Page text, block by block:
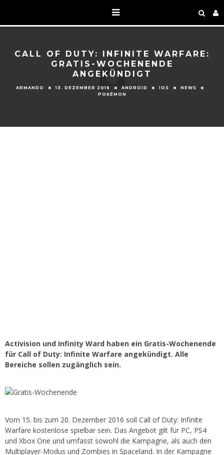
CALL OF DUTY: INFINITE WARFARE:
GRATIS-WOCHENENDE
ANGEKÜNDIGT
ARMANDO 13. DEZEMBER 2016 ANDROID IOS
NEWS
POKÉMON
Activision und Infinity Ward haben ein Gratis-Wochenende
für Call of Duty: Infinite Warfare angekündigt. Alle
Bereiche sollen zugänglich sein.
Vom 15. bis zum 20. Dezember 2016 soll Call of Duty: Infinite
Warfare kostenlose spielbar sein. Das Angebot gilt für PC, PS4
und Xbox One und umfasst sowohl die Kampagne, als auch den
Multiplayer-Modus und Zombies in Spaceland. In der Kampagne